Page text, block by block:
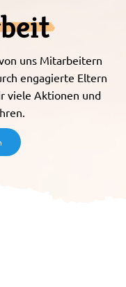
uns Mitarbeitern
engagierte Eltern
viele Aktionen und